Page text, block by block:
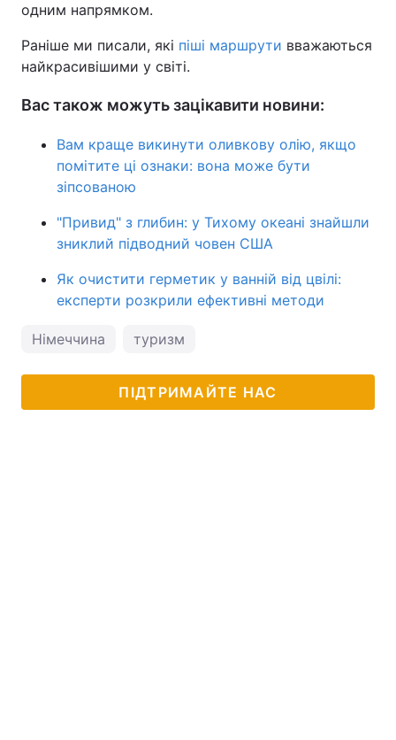
одним напрямком.
Раніше ми писали, які піші маршрути вважаються
найкрасивішими у світі.
Вас також можуть зацікавити новини:
Вам краще викинути оливкову олію, якщо
помітите ці ознаки: вона може бути
зіпсованою
"Привид" з глибин: у Тихому океані знайшли
зниклий підводний човен США
Як очистити герметик у ванній від цвілі:
експерти розкрили ефективні методи
Німеччина туризм
ПІДТРИМАЙТЕ НАС